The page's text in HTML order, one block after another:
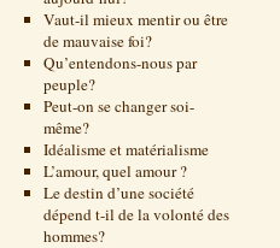
Vaut-il mieux mentir ou être
de mauvaise foi?
Qu’entendons-nous par
peuple?
Peut-on se changer soi-
même?
Idéalisme et matérialisme
L’amour, quel amour ?
Le destin d’une société
dépend t-il de la volonté des
hommes?